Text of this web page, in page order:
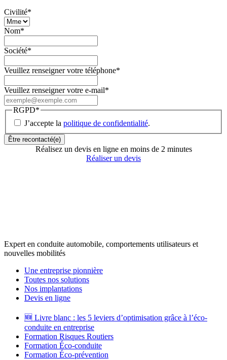
Civilité*
Nom*
Société*
Veuillez renseigner votre téléphone*
Veuillez renseigner votre e-mail*
RGPD*
J’accepte la politique de confidentialité.
Réalisez un devis en ligne en moins de 2 minutes
Réaliser un devis
Expert en conduite automobile, comportements utilisateurs et
nouvelles mobilités
Une entreprise pionnière
Toutes nos solutions
Nos implantations
Devis en ligne
🆕 Livre blanc : les 5 leviers d’optimisation grâce à l’éco-
conduite en entreprise
Formation Risques Routiers
Formation Éco-conduite
Formation Éco-prévention